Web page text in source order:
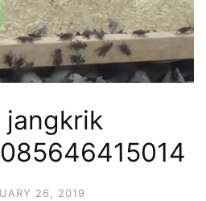
jangkrik
26, 2019